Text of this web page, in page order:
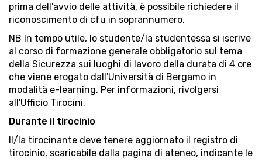
prima dell'avvio delle attività, è possibile richiedere il
riconoscimento di cfu in soprannumero.
NB In tempo utile, lo studente/la studentessa si iscrive
al corso di formazione generale obbligatorio sul tema
della Sicurezza sui luoghi di lavoro della durata di 4 ore
che viene erogato dall'Università di Bergamo in
modalità e-learning. Per informazioni, rivolgersi
all'Ufficio Tirocini.
Durante il tirocinio
Il/la tirocinante deve tenere aggiornato il registro di
tirocinio, scaricabile dalla pagina di ateneo, indicante le